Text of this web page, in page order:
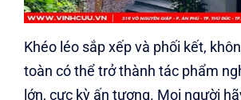
Khéo léo sắp xếp và phối kết,
toàn có thể trở thành tác phẩm
lớn, cực kỳ ấn tượng. Mọi người